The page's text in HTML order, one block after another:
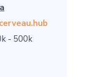
- 500k